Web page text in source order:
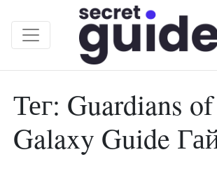
Тег: Guardians
Galaxy Guide